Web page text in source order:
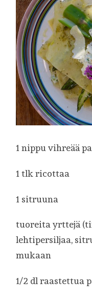
1 nippu vihreää
1 tlk ricottaa
1 sitruuna
tuoreita yrttejä
lehtipersiljaa,
mukaan
1/2 dl raastettua